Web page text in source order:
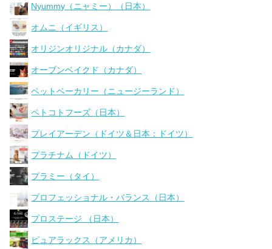
Nyummy（ニャミー）（日本）
オムニ（イギリス）
オリジンオリジナル（カナダ）
オーブンベイクド（カナダ）
ペットベーカリー（ニュージーランド）
ペトコトフーズ（日本）
プレイアーデン（ドイツ＆日本：ドイツ）
プラチナム（ドイツ）
プラミー（タイ）
プロフェッショナル・バランス（日本）
プロステージ （日本）
ピュアラックス（アメリカ）